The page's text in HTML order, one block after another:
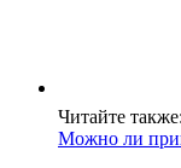
Читайте также:
Можно ли